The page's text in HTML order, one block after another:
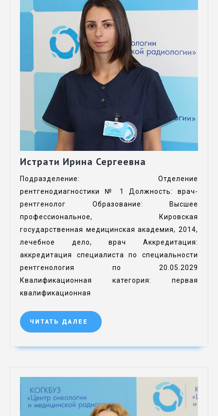
Истрати Ирина Сергеевна
Подразделение: Отделение
рентгенодиагностики № 1 Должность: врач-
рентгенолог Образование: Высшее
профессиональное, Кировская
государственная медицинская академия, 2014,
лечебное дело, врач Аккредитация:
аккредитация специалиста по специальности
рентгенология по 20.05.2029
Квалификационная категория: первая
квалификационная
ЧИТАТЬ ДАЛЕЕ